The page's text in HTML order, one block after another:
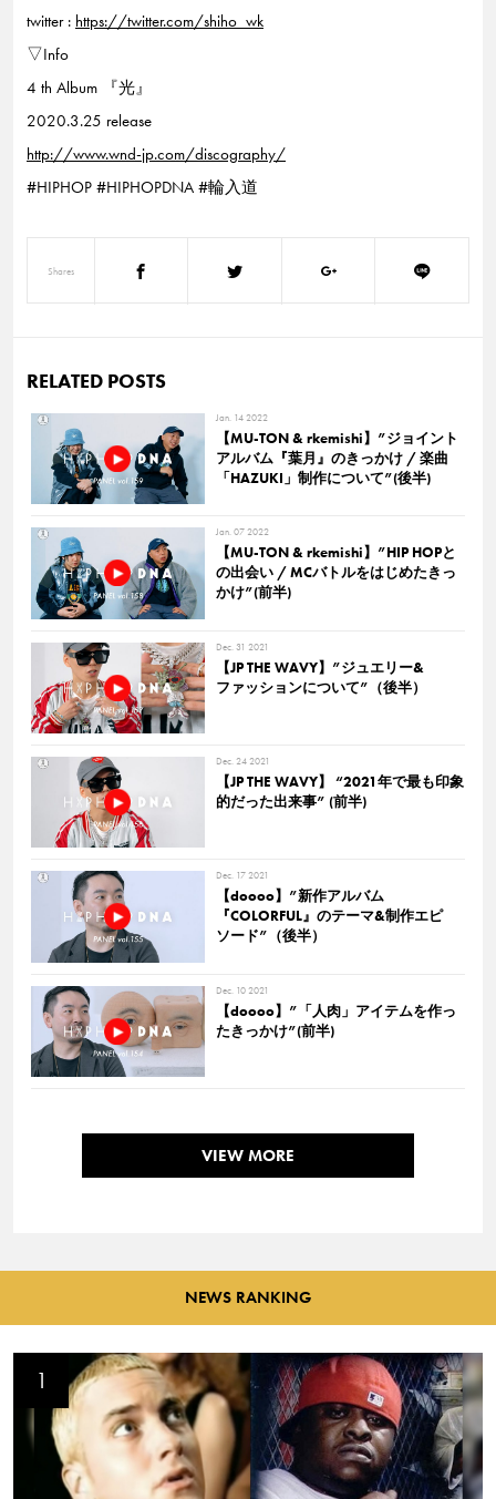
twitter : https://twitter.com/shiho_wk
▽Info
4 th Album 『光』
2020.3.25 release
http://www.wnd-jp.com/discography/
#HIPHOP #HIPHOPDNA #輪入道
Shares
RELATED POSTS
Jan. 14 2022
【MU-TON & rkemishi】”ジョイント
アルバム『葉月』のきっかけ / 楽曲
「HAZUKI」制作について”(後半)
Jan. 07 2022
【MU-TON & rkemishi】”HIP HOPと
の出会い / MCバトルをはじめたきっ
かけ”(前半)
Dec. 31 2021
【JP THE WAVY】”ジュエリー&
ファッションについて”（後半）
Dec. 24 2021
【JP THE WAVY】 “2021年で最も印象
的だった出来事” (前半)
Dec. 17 2021
【doooo】”新作アルバム
『COLORFUL』のテーマ&制作エピ
ソード”（後半）
Dec. 10 2021
【doooo】”「人肉」アイテムを作っ
たきっかけ”(前半)
VIEW MORE
NEWS RANKING